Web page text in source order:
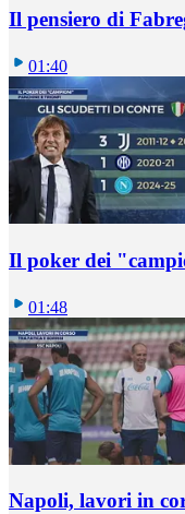
Il pensiero di
01:40
Il poker dei
01:48
Napoli, lavori in